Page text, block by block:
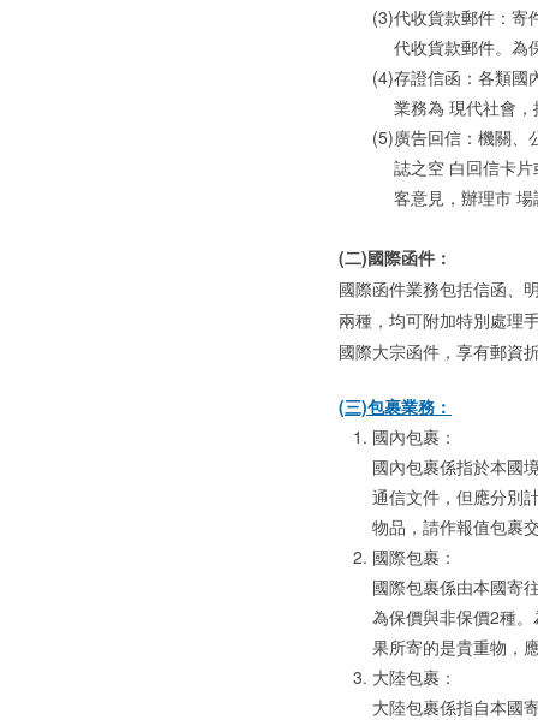
(3)代收貨款郵件：寄
代收貨款郵件。為
(4)存證信函：各類國
業務為 現代社會
(5)廣告回信：機關、
誌之空 白回信卡
客意見，辦理市
(二)國際函件：
國際函件業務包括信函、
兩種，均可附加特別處理
國際大宗函件，享有郵資
(三)包裹業務：
國內包裹：
國內包裹係指於本國
通信文件，但應分別
物品，請作報值包裹
國際包裹：
國際包裹係由本國寄
為保價與非保價2種
果所寄的是貴重物，
大陸包裹：
大陸包裹係指自本國